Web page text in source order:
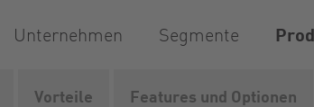
Unternehmen Segmente
Vogelsang Produkte Separationstechnik
Vorteile Features und Optionen